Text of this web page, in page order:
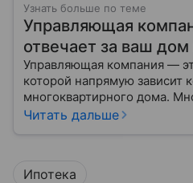
Узнать больше по теме
Управляющая
отвечает за ваш
Управляющая компания —
которой напрямую зависит
многоквартирного дома.
до конца понимают, какие
Читать дальше
Ипотека